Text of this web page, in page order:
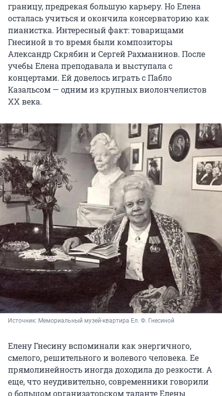
границу, предрекая большую карьеру. Но Елена
осталась учиться и окончила консерваторию как
пианистка. Интересный факт: товарищами
Гнесиной в то время были композиторы
Александр Скрябин и Сергей Рахманинов. После
учебы Елена преподавала и выступала с
концертами. Ей довелось играть с Пабло
Казальсом — одним из крупных виолончелистов
XX века.
Источник: Мемориальный музей-квартира Ел. Ф. Гнесиной
Елену Гнесину вспоминали как энергичного,
смелого, решительного и волевого человека. Ее
прямолинейность иногда доходила до резкости. А
еще, что неудивительно, современники говорили
о большом организаторском таланте Елены